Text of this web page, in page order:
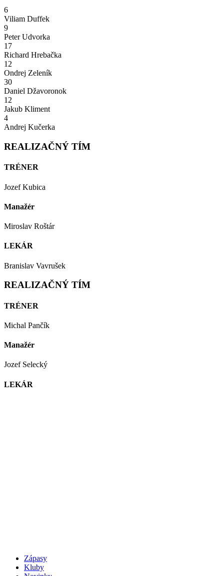
6
Viliam Duffek
9
Peter Udvorka
17
Richard Hrebačka
12
Ondrej Zeleník
30
Daniel Džavoronok
12
Jakub Kliment
4
Andrej Kučerka
REALIZAČNÝ TÍM
TRÉNER
Jozef Kubica
Manažér
Miroslav Roštár
LEKÁR
Branislav Vavrušek
REALIZAČNÝ TÍM
TRÉNER
Michal Pančík
Manažér
Jozef Selecký
LEKÁR
Zápasy
Kluby